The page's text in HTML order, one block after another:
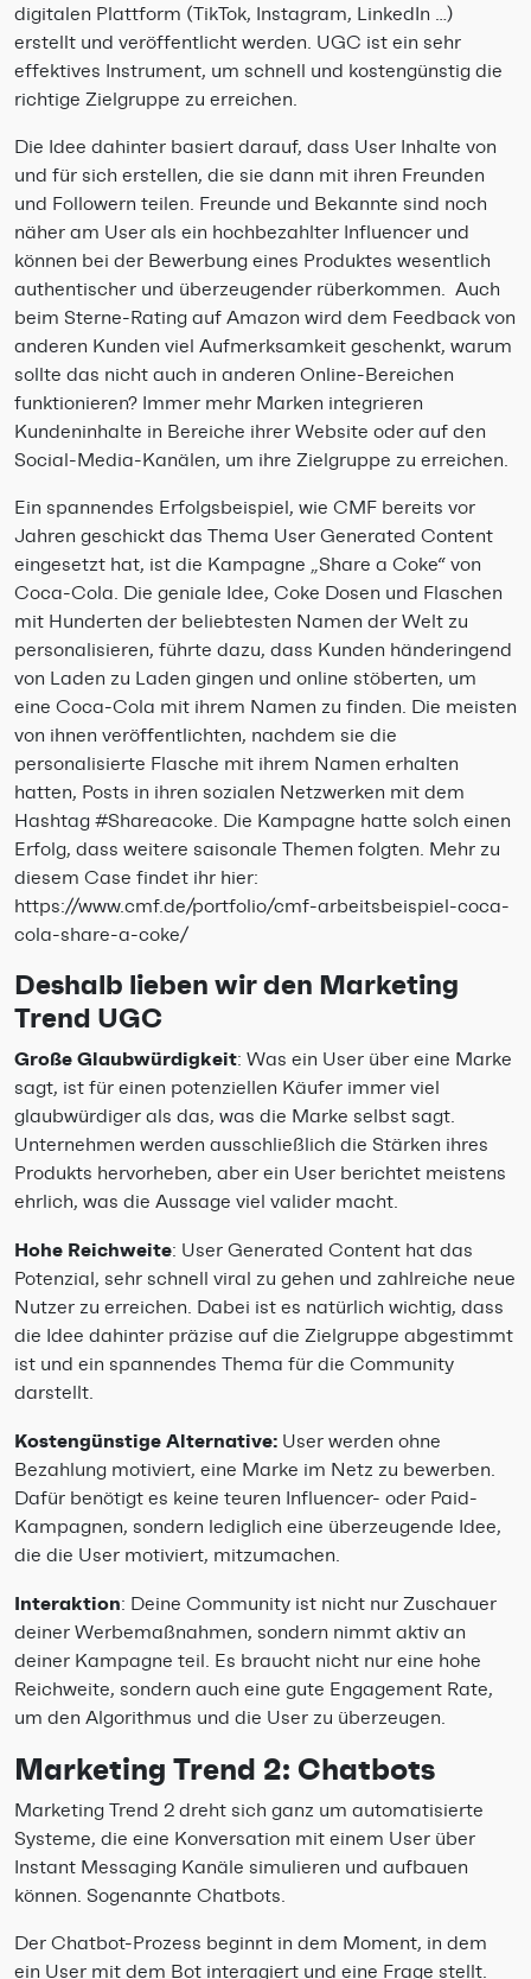
digitalen Plattform (TikTok, Instagram, LinkedIn …)
erstellt und veröffentlicht werden. UGC ist ein sehr
effektives Instrument, um schnell und kostengünstig die
richtige Zielgruppe zu erreichen.
Die Idee dahinter basiert darauf, dass User Inhalte von
und für sich erstellen, die sie dann mit ihren Freunden
und Followern teilen. Freunde und Bekannte sind noch
näher am User als ein hochbezahlter Influencer und
können bei der Bewerbung eines Produktes wesentlich
authentischer und überzeugender rüberkommen. Auch
beim Sterne-Rating auf Amazon wird dem Feedback von
anderen Kunden viel Aufmerksamkeit geschenkt, warum
sollte das nicht auch in anderen Online-Bereichen
funktionieren? Immer mehr Marken integrieren
Kundeninhalte in Bereiche ihrer Website oder auf den
Social-Media-Kanälen, um ihre Zielgruppe zu erreichen.
Ein spannendes Erfolgsbeispiel, wie CMF bereits vor
Jahren geschickt das Thema User Generated Content
eingesetzt hat, ist die Kampagne „Share a Coke“ von
Coca-Cola. Die geniale Idee, Coke Dosen und Flaschen
mit Hunderten der beliebtesten Namen der Welt zu
personalisieren, führte dazu, dass Kunden händeringend
von Laden zu Laden gingen und online stöberten, um
eine Coca-Cola mit ihrem Namen zu finden. Die meisten
von ihnen veröffentlichten, nachdem sie die
personalisierte Flasche mit ihrem Namen erhalten
hatten, Posts in ihren sozialen Netzwerken mit dem
Hashtag #Shareacoke. Die Kampagne hatte solch einen
Erfolg, dass weitere saisonale Themen folgten. Mehr zu
diesem Case findet ihr hier:
https://www.cmf.de/portfolio/cmf-arbeitsbeispiel-coca-
cola-share-a-coke/
Deshalb lieben wir den Marketing
Trend UGC
Große Glaubwürdigkeit: Was ein User über eine Marke
sagt, ist für einen potenziellen Käufer immer viel
glaubwürdiger als das, was die Marke selbst sagt.
Unternehmen werden ausschließlich die Stärken ihres
Produkts hervorheben, aber ein User berichtet meistens
ehrlich, was die Aussage viel valider macht.
Hohe Reichweite: User Generated Content hat das
Potenzial, sehr schnell viral zu gehen und zahlreiche neue
Nutzer zu erreichen. Dabei ist es natürlich wichtig, dass
die Idee dahinter präzise auf die Zielgruppe abgestimmt
ist und ein spannendes Thema für die Community
darstellt.
Kostengünstige Alternative: User werden ohne
Bezahlung motiviert, eine Marke im Netz zu bewerben.
Dafür benötigt es keine teuren Influencer- oder Paid-
Kampagnen, sondern lediglich eine überzeugende Idee,
die die User motiviert, mitzumachen.
Interaktion: Deine Community ist nicht nur Zuschauer
deiner Werbemaßnahmen, sondern nimmt aktiv an
deiner Kampagne teil. Es braucht nicht nur eine hohe
Reichweite, sondern auch eine gute Engagement Rate,
um den Algorithmus und die User zu überzeugen.
Marketing Trend 2: Chatbots
Marketing Trend 2 dreht sich ganz um automatisierte
Systeme, die eine Konversation mit einem User über
Instant Messaging Kanäle simulieren und aufbauen
können. Sogenannte Chatbots.
Der Chatbot-Prozess beginnt in dem Moment, in dem
ein User mit dem Bot interagiert und eine Frage stellt.